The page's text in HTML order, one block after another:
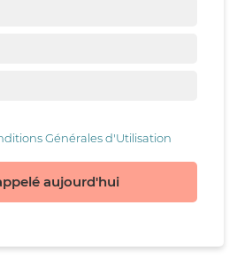
Générales d'Utilisation
aujourd'hui